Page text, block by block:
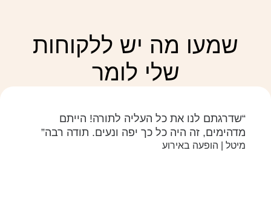
שמעו מה יש ללקוחות
שלי לומר
“שדרגתם לנו את כל העליה לתורה! הייתם
מדהימים, זה היה כל כך יפה ונעים. תודה רבה”
מיטל | הופעה באירוע